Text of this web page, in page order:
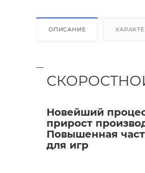
ОПИСАНИЕ
Новейший
прирост
Повышенная
для игр